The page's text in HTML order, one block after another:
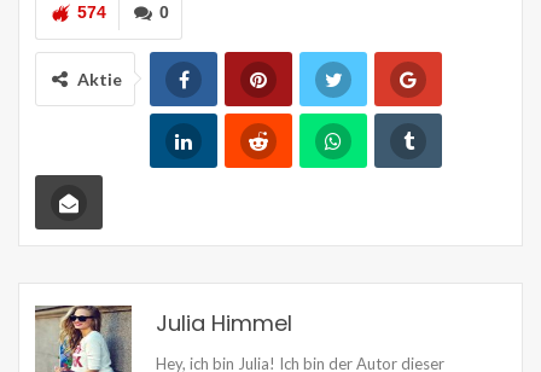
0
574
Aktie
Julia Himmel
Hey, ich bin Julia! Ich bin der Autor dieser